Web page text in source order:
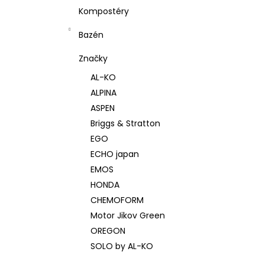
Kompostéry
Bazén
Značky
AL-KO
ALPINA
ASPEN
Briggs & Stratton
EGO
ECHO japan
EMOS
HONDA
CHEMOFORM
Motor Jikov Green
OREGON
SOLO by AL-KO